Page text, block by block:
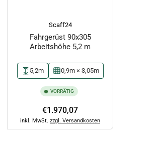
Scaff24
Fahrgerüst 90x305
Arbeitshöhe 5,2 m
5,2m 0,9m × 3,05m
VORRÄTIG
Normaler
Preis
€1.970,07
inkl. MwSt. zzgl. Versandkosten